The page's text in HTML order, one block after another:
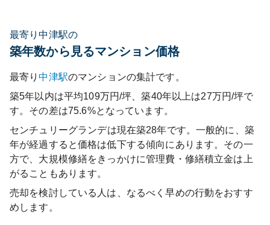
最寄り中津駅の
築年数から見るマンション価格
最寄り中津駅のマンションの集計です。
築5年以内は平均109万円/坪、築40年以上は27万円/坪で
す。その差は75.6%となっています。
センチュリーグランデは現在築28年です。一般的に、築
年が経過すると価格は低下する傾向にあります。その一
方で、大規模修繕をきっかけに管理費・修繕積立金は上
がることもあります。
売却を検討している人は、なるべく早めの行動をおすす
めします。